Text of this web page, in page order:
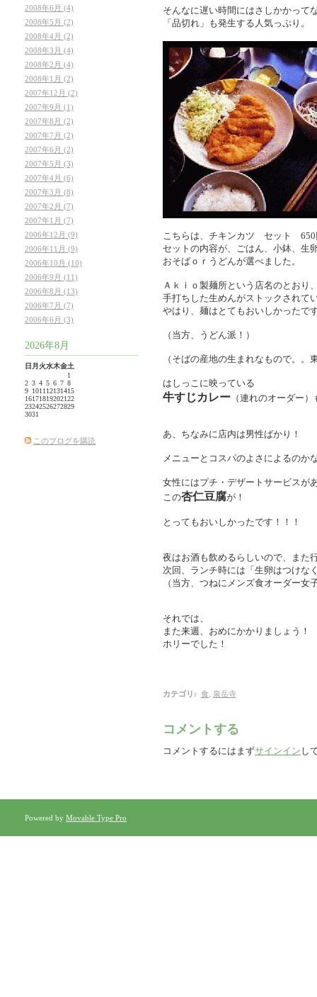
そんなに遅い時間にはさしかかって
「品切れ」も発生する人気っぷり。
こちらは、チキンカツ セット 650
セットの内容が、ごはん、小鉢、生
おそばｏｒうどんが選べました。
Ａｋｉｏ製麺所という店名のとおり
手打ちした生めんがストックされて
やはり、麺はとてもおいしかったで
（当方、うどん派！）
（そばの産地の生まれなもので。
はしっこに映っている
牛すじカレー （連れのオーダー
あ、ちなみに店内は男性ばかり！
メニューとコスパのよさによるのか
女性にはプチ・デザートサービスが
この杏仁豆腐が！
とってもおいしかったです！！！
夜はお酒も飲めるらしいので、また
次回、ランチ時には「生卵はつけな
（当方、つねにメンズ食オーダー
それでは、
また来週、おめにかかりましょう！
ホリーでした！
カテゴリ : 食 泉岳寺
コメントする
コメントするにはまずサインイン し
2008年6月 (4)
2008年5月 (2)
2008年4月 (2)
2008年3月 (4)
2008年2月 (4)
2008年1月 (2)
2007年12月 (2)
2007年9月 (1)
2007年8月 (2)
2007年7月 (2)
2007年6月 (2)
2007年5月 (3)
2007年4月 (6)
2007年3月 (8)
2007年2月 (7)
2007年1月 (7)
2006年12月 (9)
2006年11月 (9)
2006年10月 (10)
2006年9月 (11)
2006年8月 (13)
2006年7月 (7)
2006年6月 (3)
2026年8月
日 月 火水木金土
1
2 3 4 5 6 7 8
9 1011 12131415
16171819202122
23242526272829
3031
このブログを購読
Powered by Movable Type Pro